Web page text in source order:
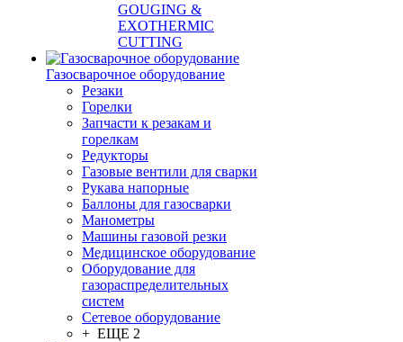
GOUGING &
EXOTHERMIC
CUTTING
Газосварочное оборудование
Резаки
Горелки
Запчасти к резакам и
горелкам
Редукторы
Газовые вентили для сварки
Рукава напорные
Баллоны для газосварки
Манометры
Машины газовой резки
Медицинское оборудование
Оборудование для
газораспределительных
систем
Сетевое оборудование
+ ЕЩЕ 2